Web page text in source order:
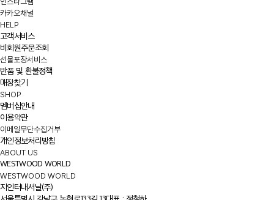
카카오채널
HELP
고객서비스
비회원주문조회
선물포장서비스
반품 및 환불정책
매장찾기
SHOP
멤버십안내
이용약관
이메일무단수집거부
개인정보처리방침
ABOUT US
WESTWOOD WORLD
WESTWOOD WORLD
지인터내셔날(주)